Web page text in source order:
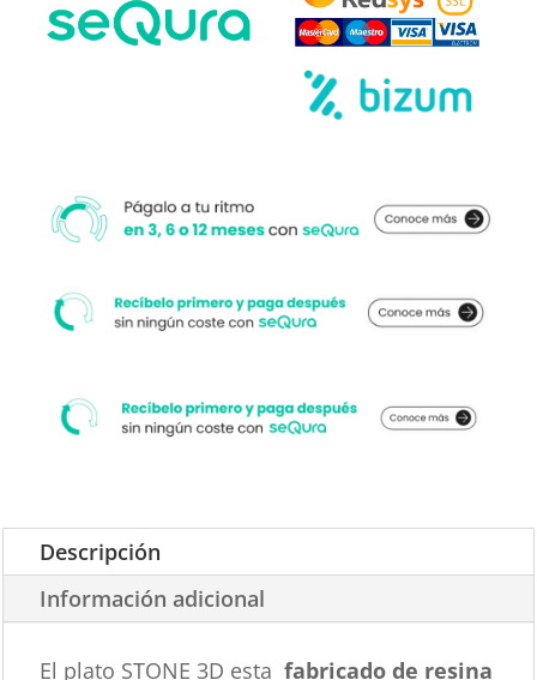
su
antideslizante
Descripción
Información adicional
El plato STONE 3D estafabricado de resina